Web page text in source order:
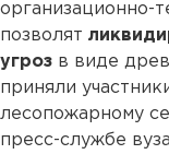
организационно-
позволят
угроз в виде
приняли
лесопожарному
пресс-службе